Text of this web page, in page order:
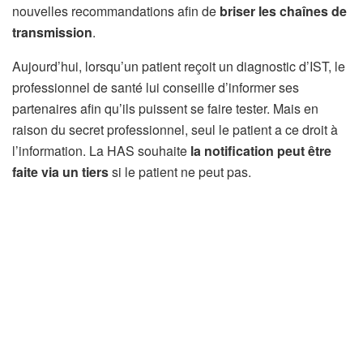
nouvelles recommandations afin de briser les chaînes de
transmission.
Aujourd’hui, lorsqu’un patient reçoit un diagnostic d’IST, le
professionnel de santé lui conseille d’informer ses
partenaires afin qu’ils puissent se faire tester. Mais en
raison du secret professionnel, seul le patient a ce droit à
l’information. La HAS souhaite la notification peut être
faite via un tierssi le patient ne peut pas.